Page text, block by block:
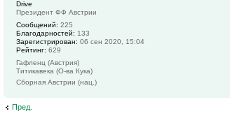
Drive
Президент ФФ Австрии
Сообщений: 225
Благодарностей: 133
Зарегистрирован: 06 сен 2020, 15:04
Рейтинг: 629
Гафленц (Австрия)
Титикавека (О-ва Кука)
Сборная Австрии (нац.)
Пред.